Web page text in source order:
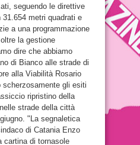
seguendo le direttive
metri quadrati e
a una programmazione
la gestione
dire che abbiamo
di Bianco alle strade di
alla Viabilità Rosario
scherzosamente gli esiti
ripristino della
strade della città
"La segnaletica
di Catania Enzo
cartina di tornasole